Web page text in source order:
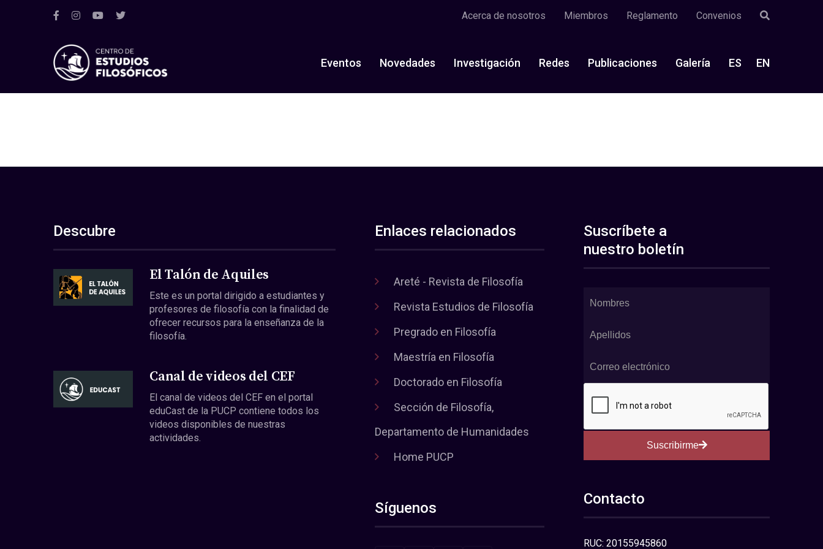
Acerca de nosotros Miembros Reglamento Convenios
Eventos Novedades Investigación Redes Publicaciones Galería ES EN
Descubre
El Talón de Aquiles
Este es un portal dirigido a estudiantes y
profesores de filosofía con la finalidad de
ofrecer recursos para la enseñanza de la
filosofía.
Canal de videos del CEF
El canal de videos del CEF en el portal
eduCast de la PUCP contiene todos los
videos disponibles de nuestras
actividades.
Enlaces relacionados
Areté - Revista de Filosofía
Revista Estudios de Filosofía
Pregrado en Filosofía
Maestría en Filosofía
Doctorado en Filosofía
Sección de Filosofía,
Departamento de Humanidades
Home PUCP
Síguenos
Suscríbete a
nuestro boletín
Suscribirme
Contacto
RUC: 20155945860